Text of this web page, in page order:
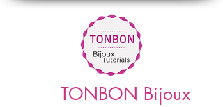
TONBON Bijoux